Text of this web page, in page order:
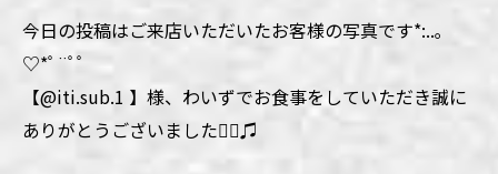
今日の投稿はご来店いただいたお客様の写真です*:..｡
♡*ﾟ¨ﾟﾟ
【@iti.sub.1 】様、わいずでお食事をしていただき誠に
ありがとうございました🙇‍♀️♫